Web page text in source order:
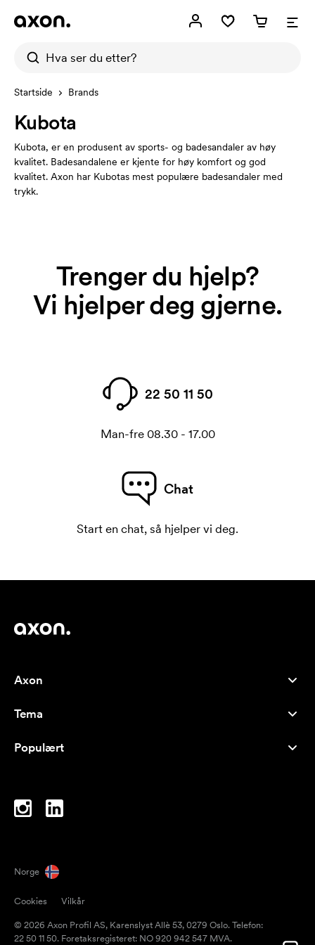
Startside Brands
Kubota
Kubota, er en produsent av sports- og badesandaler av høy
kvalitet. Badesandalene er kjente for høy komfort og god
kvalitet. Axon har Kubotas mest populære badesandaler med
trykk.
Trenger du hjelp?
Vi hjelper deg gjerne.
22 50 11 50
Man-fre 08.30 - 17.00
Chat
Start en chat, så hjelper vi deg.
Axon
Om oss
Careers
Tema
Bestselgere
Inspirasjon
Populært
Notatblokker
Paraplyer
Norge
Cookies
Vilkår
© 2026 Axon Profil AS, Karenslyst Allè 53, 0279 Oslo. Telefon:
22 50 11 50. Foretaksregisteret: NO 920 942 547 MVA.